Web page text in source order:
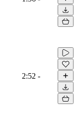
2:52 -